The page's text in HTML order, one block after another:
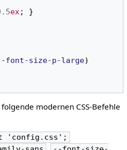
ex;
}
font-size-p-large)
modernen CSS-Befehle
'config.css';